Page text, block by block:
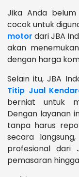
Jika Anda
cocok untuk
motor dari JBA
akan
dengan harga
Selain itu, JBA
Titip Jual
berniat untuk
Dengan layanan
tanpa harus
secara
profesional dari
pemasaran